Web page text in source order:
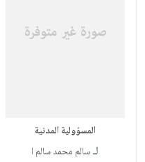
المسؤولية المدنية
لـسالم محمد سالم ا